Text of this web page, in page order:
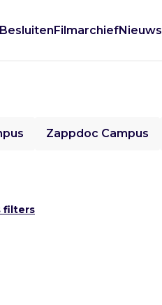
BesluitenFilmarchiefNieuws
Zappdoc Campus
filters